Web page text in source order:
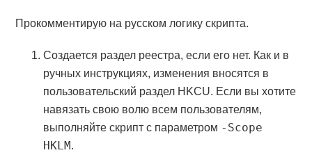
Прокомментирую на русском логику скрипта.
Создается раздел реестра, если его нет. Как и в
ручных инструкциях, изменения вносятся в
пользовательский раздел HKCU. Если вы хотите
навязать свою волю всем пользователям,
выполняйте скрипт с параметром -Scope
HKLM.